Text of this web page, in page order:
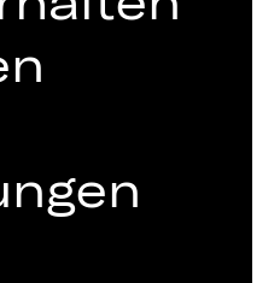
BESETZUNG